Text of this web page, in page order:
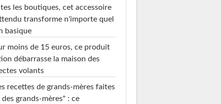
les boutiques, cet accessoire
transforme n'importe quel
basique
moins de 15 euros, ce produit
débarrasse la maison des
volants
recettes de grands-mères faites
des grands-mères" : ce